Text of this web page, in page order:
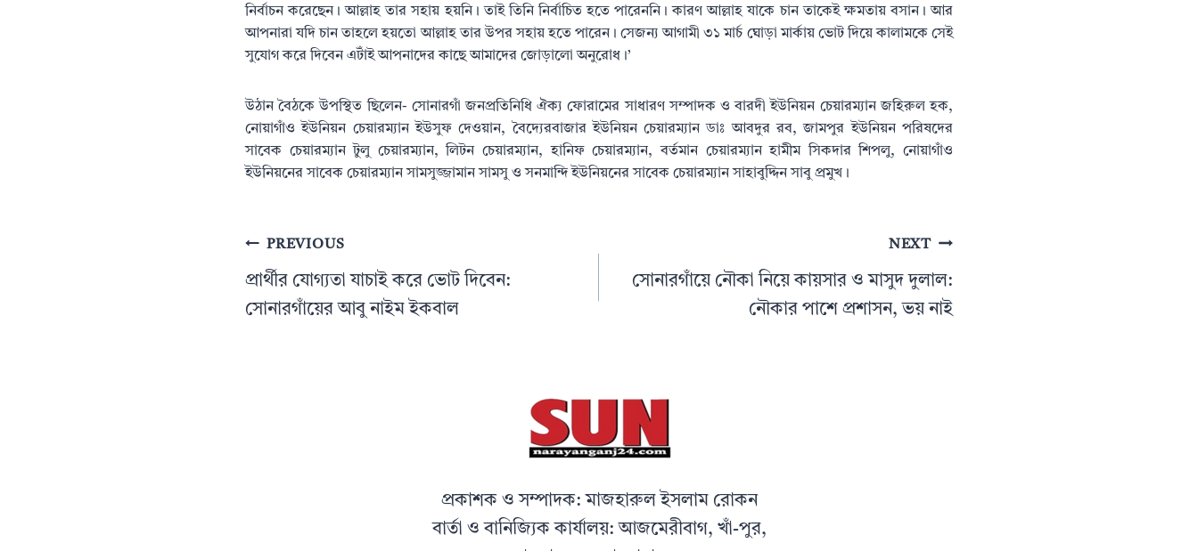
নির্বাচন করেছেন। আল্লাহ তার সহায় হয়নি। তাই তিনি নির্বাচিত হতে পারেননি। কারণ আল্লাহ যাকে চান তাকেই ক্ষমতায় বসান। আর
আপনারা যদি চান তাহলে হয়তো আল্লাহ তার উপর সহায় হতে পারেন। সেজন্য আগামী ৩১ মার্চ ঘোড়া মার্কায় ভোট দিয়ে কালামকে সেই
সুযোগ করে দিবেন এটাঁই আপনাদের কাছে আমাদের জোড়ালো অনুরোধ।’
উঠান বৈঠকে উপস্থিত ছিলেন- সোনারগাঁ জনপ্রতিনিধি ঐক্য ফোরামের সাধারণ সম্পাদক ও বারদী ইউনিয়ন চেয়ারম্যান জহিরুল হক,
নোয়াগাঁও ইউনিয়ন চেয়ারম্যান ইউসুফ দেওয়ান, বৈদ্যেরবাজার ইউনিয়ন চেয়ারম্যান ডাঃ আবদুর রব, জামপুর ইউনিয়ন পরিষদের
সাবেক চেয়ারম্যান টুলু চেয়ারম্যান, লিটন চেয়ারম্যান, হানিফ চেয়ারম্যান, বর্তমান চেয়ারম্যান হামীম সিকদার শিপলু, নোয়াগাঁও
ইউনিয়নের সাবেক চেয়ারম্যান সামসুজ্জামান সামসু ও সনমান্দি ইউনিয়নের সাবেক চেয়ারম্যান সাহাবুদ্দিন সাবু প্রমুখ।
PostPREVIOUS
প্রার্থীর যোগ্যতা যাচাই করে ভোট দিবেন:
সোনারগাঁয়ের আবু নাইম ইকবাল
NEXT
সোনারগাঁয়ে নৌকা নিয়ে কায়সার ও মাসুদ দুলাল:
নৌকার পাশে প্রশাসন, ভয় নাই
প্রকাশক ও সম্পাদক: মাজহারুল ইসলাম রোকন
বার্তা ও বানিজ্যিক কার্যালয়: আজমেরীবাগ, খাঁ-পুর,